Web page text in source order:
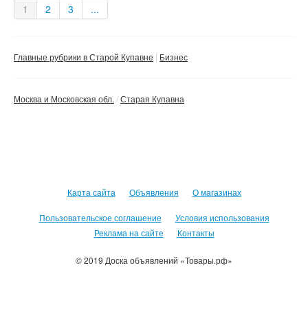
1 2 3 ...
Главные рубрики в Старой Купавне Бизнес
Москва и Московская обл. Старая Купавна
Карта сайта Объявления О магазинах
Пользовательское соглашение
Условия использования
Реклама на сайте
Контакты
© 2019 Доска объявлений «Товары.рф»